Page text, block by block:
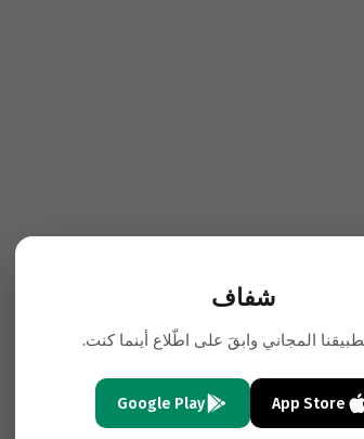
شفاف
المجاني وابقَ على اطّلاع أينما كنت.
App Store
Google Play